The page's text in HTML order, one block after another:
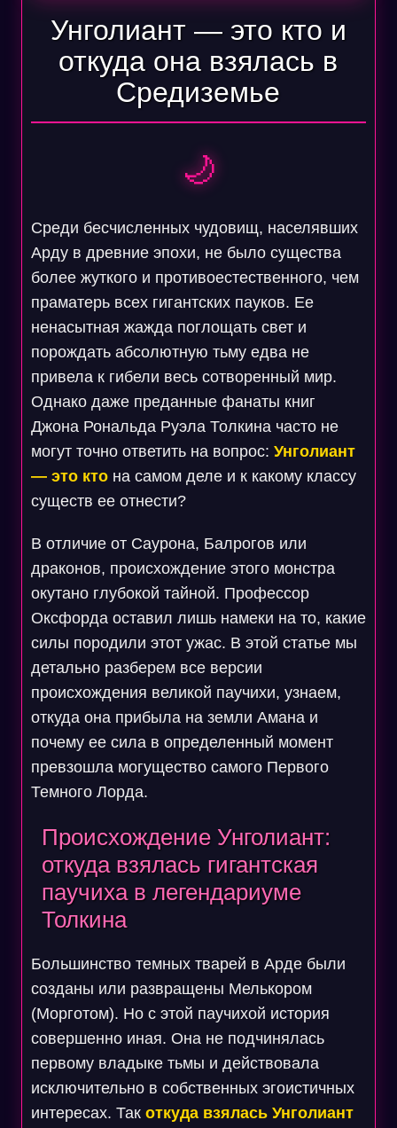
Унголиант — это кто и
откуда она взялась в
Средиземье
🌙
Среди бесчисленных чудовищ, населявших
Арду в древние эпохи, не было существа
более жуткого и противоестественного, чем
праматерь всех гигантских пауков. Ее
ненасытная жажда поглощать свет и
порождать абсолютную тьму едва не
привела к гибели весь сотворенный мир.
Однако даже преданные фанаты книг
Джона Рональда Руэла Толкина часто не
могут точно ответить на вопрос: Унголиант
— это ктона самом деле и к какому классу
существ ее отнести?
В отличие от Саурона, Балрогов или
драконов, происхождение этого монстра
окутано глубокой тайной. Профессор
Оксфорда оставил лишь намеки на то, какие
силы породили этот ужас. В этой статье мы
детально разберем все версии
происхождения великой паучихи, узнаем,
откуда она прибыла на земли Амана и
почему ее сила в определенный момент
превзошла могущество самого Первого
Темного Лорда.
Происхождение Унголиант:
откуда взялась гигантская
паучиха в легендариуме
Толкина
Большинство темных тварей в Арде были
созданы или развращены Мелькором
(Морготом). Но с этой паучихой история
совершенно иная. Она не подчинялась
первому владыке тьмы и действовала
исключительно в собственных эгоистичных
интересах. Так откуда взялась Унголиант